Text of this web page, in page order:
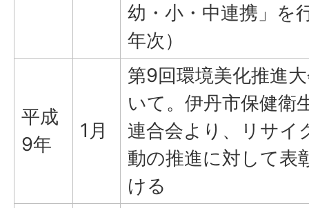
幼・小・中連携」を
年次）
平成
9年
1月
第9回環境美化推進
いて。伊丹市保健衛
連合会より、リサイ
動の推進に対して表
ける